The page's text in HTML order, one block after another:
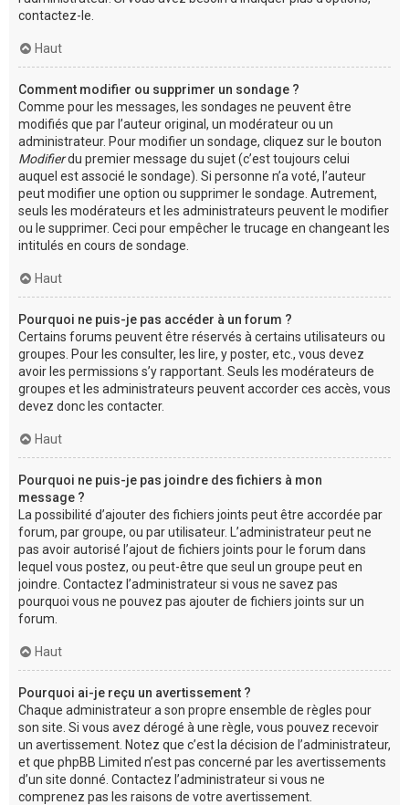
contactez-le.
Haut
Comment modifier ou supprimer un sondage ?
Comme pour les messages, les sondages ne peuvent être
modifiés que par l’auteur original, un modérateur ou un
administrateur. Pour modifier un sondage, cliquez sur le bouton
Modifierdu premier message du sujet (c’est toujours celui
auquel est associé le sondage). Si personne n’a voté, l’auteur
peut modifier une option ou supprimer le sondage. Autrement,
seuls les modérateurs et les administrateurs peuvent le modifier
ou le supprimer. Ceci pour empêcher le trucage en changeant les
intitulés en cours de sondage.
Haut
Pourquoi ne puis-je pas accéder à un forum ?
Certains forums peuvent être réservés à certains utilisateurs ou
groupes. Pour les consulter, les lire, y poster, etc., vous devez
avoir les permissions s’y rapportant. Seuls les modérateurs de
groupes et les administrateurs peuvent accorder ces accès, vous
devez donc les contacter.
Haut
Pourquoi ne puis-je pas joindre des fichiers à mon
message ?
La possibilité d’ajouter des fichiers joints peut être accordée par
forum, par groupe, ou par utilisateur. L’administrateur peut ne
pas avoir autorisé l’ajout de fichiers joints pour le forum dans
lequel vous postez, ou peut-être que seul un groupe peut en
joindre. Contactez l’administrateur si vous ne savez pas
pourquoi vous ne pouvez pas ajouter de fichiers joints sur un
forum.
Haut
Pourquoi ai-je reçu un avertissement ?
Chaque administrateur a son propre ensemble de règles pour
son site. Si vous avez dérogé à une règle, vous pouvez recevoir
un avertissement. Notez que c’est la décision de l’administrateur,
et que phpBB Limited n’est pas concerné par les avertissements
d’un site donné. Contactez l’administrateur si vous ne
comprenez pas les raisons de votre avertissement.